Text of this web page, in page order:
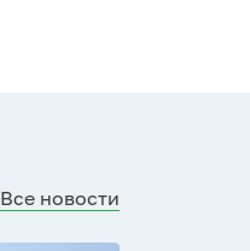
Все новости